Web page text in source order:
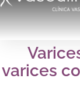
varices